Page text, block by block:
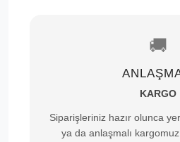
🚚
KARGO
Siparişleriniz hazır olunca
ya da anlaşmalı